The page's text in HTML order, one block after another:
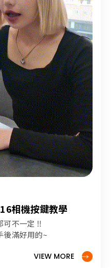
相機按鍵教學
可不一定 ‼️
後滿好用的~
VIEW MORE